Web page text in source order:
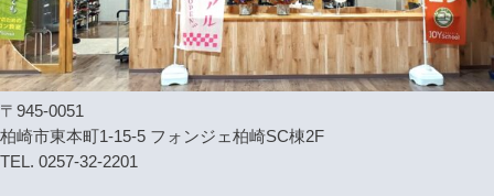
〒945-0051
柏崎市東本町1-15-5 フォンジェ柏崎SC棟2F
TEL. 0257-32-2201